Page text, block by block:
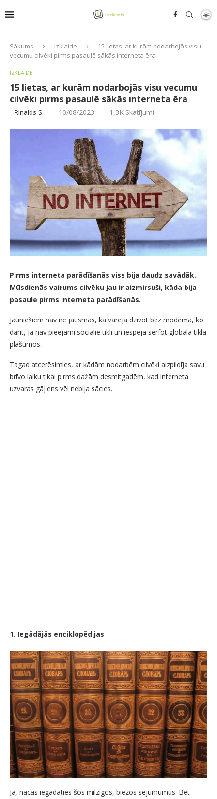
Sākums Izklaide
15 lietas, ar kurām nodarbojās visu
vecumu cilvēki pirms pasaulē sākās interneta ēra
IZKLAIDE
15 lietas, ar kurām nodarbojās visu vecumu
cilvēki pirms pasaulē sākās interneta ēra
- Rinalds S. 10/08/2023 1,3K Skatījumi
Pirms interneta parādīšanās viss bija daudz savādāk.
Mūsdienās vairums cilvēku jau ir aizmirsuši, kāda bija
pasaule pirms interneta parādīšanās.
Jauniešiem nav ne jausmas, kā varēja dzīvot bez modema, ko
darīt, ja nav pieejami sociālie tīkli un iespēja sērfot globālā tīkla
plašumos.
Tagad atcerēsimies, ar kādām nodarbēm cilvēki aizpildīja savu
brīvo laiku tikai pirms dažām desmitgadēm, kad interneta
uzvaras gājiens vēl nebija sācies.
1. Iegādājās enciklopēdijas
Jā, nācās iegādāties šos milzīgos, biezos sējumumus. Bet